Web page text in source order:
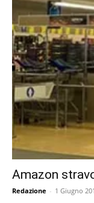
Amazon
Redazione - 1 Giugno